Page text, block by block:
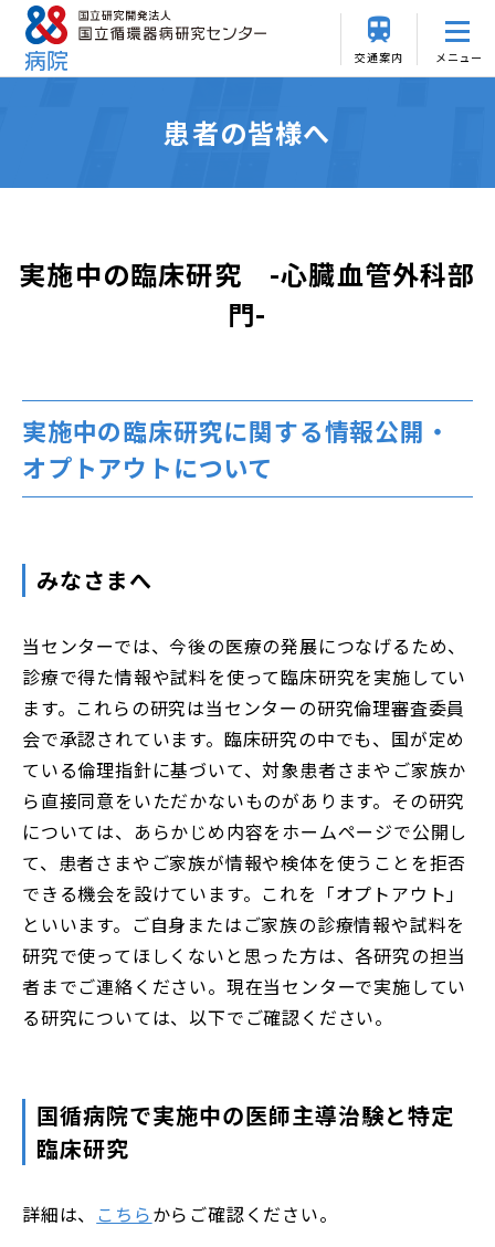
交通案内 メニュー
患者の皆様へ
実施中の臨床研究 -心臓血管外科部
門-
実施中の臨床研究に関する情報公開・
オプトアウトについて
みなさまへ
当センターでは、今後の医療の発展につなげるため、
診療で得た情報や試料を使って臨床研究を実施してい
ます。これらの研究は当センターの研究倫理審査委員
会で承認されています。臨床研究の中でも、国が定め
ている倫理指針に基づいて、対象患者さまやご家族か
ら直接同意をいただかないものがあります。その研究
については、あらかじめ内容をホームページで公開し
て、患者さまやご家族が情報や検体を使うことを拒否
できる機会を設けています。これを「オプトアウト」
といいます。ご自身またはご家族の診療情報や試料を
研究で使ってほしくないと思った方は、各研究の担当
者までご連絡ください。現在当センターで実施してい
る研究については、以下でご確認ください。
国循病院で実施中の医師主導治験と特定
臨床研究
詳細は、 こちらからご確認ください。